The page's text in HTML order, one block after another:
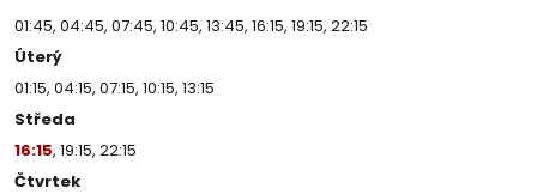
01:45, 04:45, 07:45, 10:45, 13:45, 16:15, 19:15, 22:15
Úterý
01:15, 04:15, 07:15, 10:15, 13:15
Středa
16:15, 19:15, 22:15
Čtvrtek